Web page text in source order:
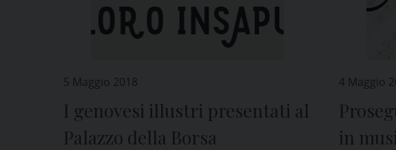
5 Maggio 2018
I genovesi illustri presentati al
Palazzo della Borsa
4 Maggio
in